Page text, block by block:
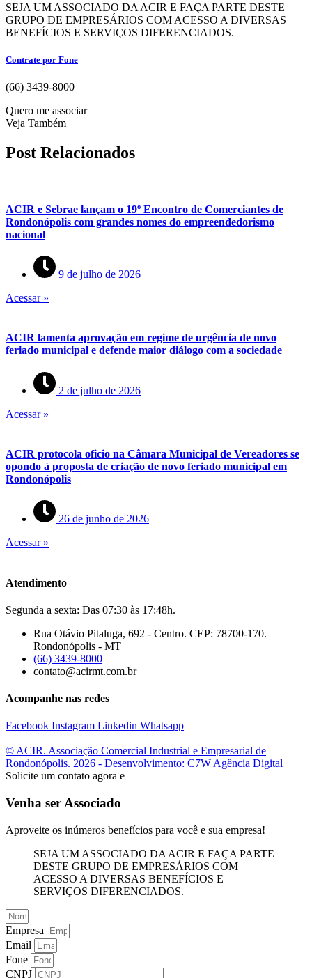
SEJA UM ASSOCIADO DA ACIR E FAÇA PARTE DESTE
GRUPO DE EMPRESÁRIOS COM ACESSO A DIVERSAS
BENEFÍCIOS E SERVIÇOS DIFERENCIADOS.
Contrate por Fone
(66) 3439-8000
Quero me associar
Veja Também
Post Relacionados
ACIR e Sebrae lançam o 19º Encontro de Comerciantes de
Rondonópolis com grandes nomes do empreendedorismo
nacional
9 de julho de 2026
Acessar »
ACIR lamenta aprovação em regime de urgência de novo
feriado municipal e defende maior diálogo com a sociedade
2 de julho de 2026
Acessar »
ACIR protocola oficio na Câmara Municipal de Vereadores se
opondo à proposta de criação de novo feriado municipal em
Rondonópolis
26 de junho de 2026
Acessar »
Atendimento
Segunda a sexta: Das 07:30 às 17:48h.
Rua Otávio Pitaluga, 692 - Centro. CEP: 78700-170.
Rondonópolis - MT
(66) 3439-8000
contato@acirmt.com.br
Acompanhe nas redes
Facebook Instagram Linkedin Whatsapp
© ACIR. Associação Comercial Industrial e Empresarial de
Rondonópolis. 2026 - Desenvolvimento: C7W Agência Digital
Solicite um contato agora e
Venha ser Associado
Aproveite os inúmeros benefícios para você e sua empresa!
SEJA UM ASSOCIADO DA ACIR E FAÇA PARTE
DESTE GRUPO DE EMPRESÁRIOS COM
ACESSO A DIVERSAS BENEFÍCIOS E
SERVIÇOS DIFERENCIADOS.
Empresa
Email
Fone
CNPJ